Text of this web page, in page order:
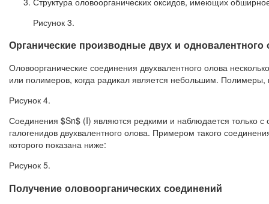
Рисунок 3.
Органические производные двух и одновалентного
Оловоорганические соединения двухвалентного олова
или полимеров, когда радикал является небольшим.
Рисунок 4.
Соединения $Sn$ (I) являются редкими и наблюдается только
галогенидов двухвалентного олова. Примером такого
которого показана ниже:
Рисунок 5.
Получение оловоорганических соединений